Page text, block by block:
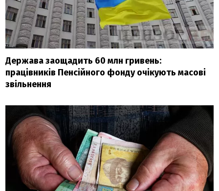
Держава заощадить 60 млн гривень:
працівників Пенсійного фонду очікують масові
звільнення